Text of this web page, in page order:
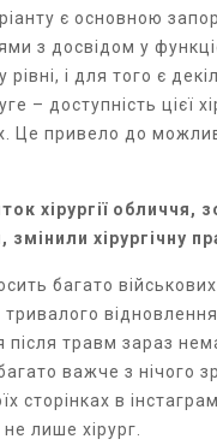
є основною
з досвідом у
і для того є
доступність цієї
привело до
хірургії
хірургічну
багато
травм зараз
важче з нічого
в
лише хірург.